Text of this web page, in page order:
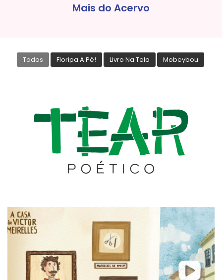
Mais do Acervo
Todos Floripa A Pé! Livro Na Tela Mobeybou